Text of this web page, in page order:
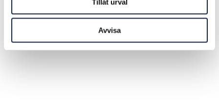
Tillåt urval
Avvisa